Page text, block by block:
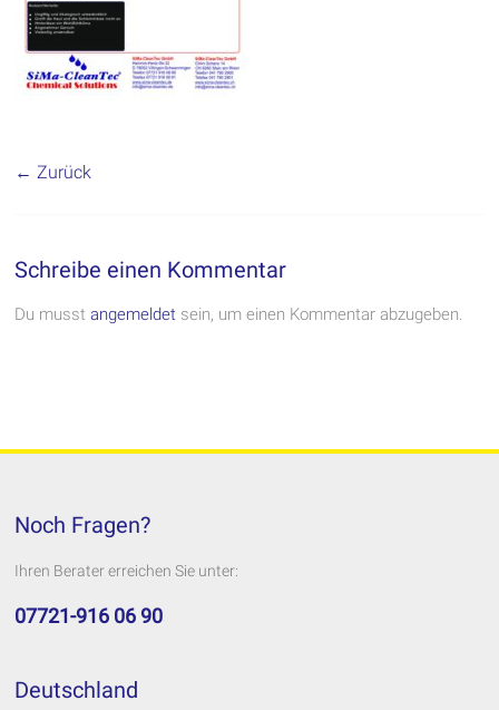
← Zurück
Schreibe einen Kommentar
Du musstangemeldet sein, um einen Kommentar abzugeben.
Noch Fragen?
Ihren Berater erreichen Sie unter:
07721-916 06 90
Deutschland